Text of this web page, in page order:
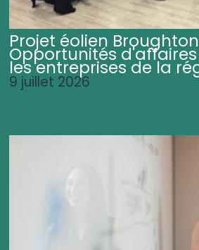
Projet éolien
Opportunités
les entreprises de la
9 juillet 2026